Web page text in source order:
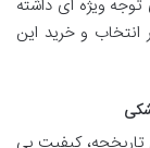
ویژه ای داشته
و خرید این